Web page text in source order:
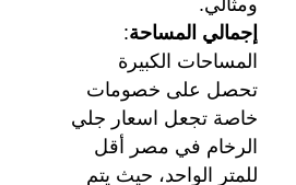
ومثالي.
إجمالي المساحة:
المساحات الكبيرة
تحصل على خصومات
خاصة تجعل اسعار جلي
الرخام في مصر أقل
للمتر الواحد، حيث يتم